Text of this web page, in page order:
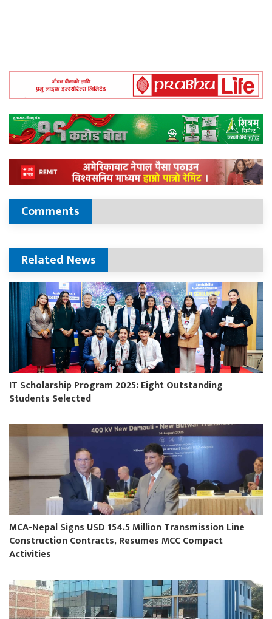
Comments
Related News
IT Scholarship Program 2025: Eight Outstanding
Students Selected
MCA-Nepal Signs USD 154.5 Million Transmission Line
Construction Contracts, Resumes MCC Compact
Activities